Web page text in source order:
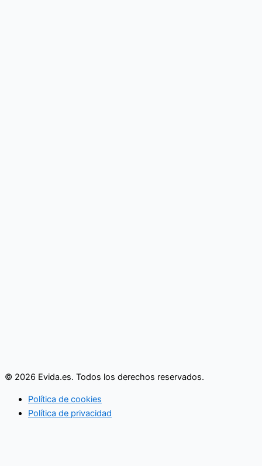
© 2026 Evida.es. Todos los derechos reservados.
Política de cookies
Política de privacidad